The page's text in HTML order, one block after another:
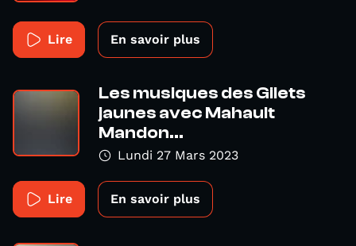
Lire En savoir plus
Les musiques des Gilets
jaunes avec Mahault
Mandon...
Lundi 27 Mars 2023
Lire En savoir plus